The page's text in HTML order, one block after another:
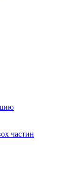
частин